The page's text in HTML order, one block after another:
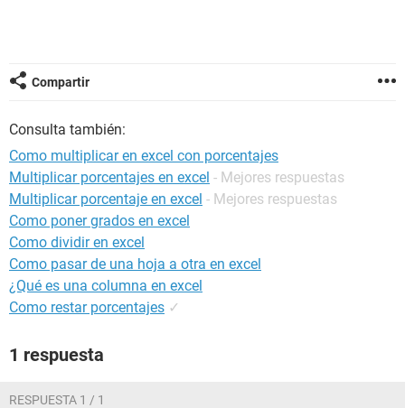
Compartir
Consulta también:
Como multiplicar en excel con porcentajes
Multiplicar porcentajes en excel - Mejores respuestas
Multiplicar porcentaje en excel - Mejores respuestas
Como poner grados en excel
Como dividir en excel
Como pasar de una hoja a otra en excel
¿Qué es una columna en excel
Como restar porcentajes ✓
1 respuesta
RESPUESTA 1 / 1